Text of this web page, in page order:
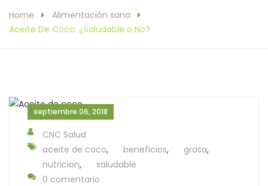
Home
Alimentación sana
Aceite De Coco: ¿Saludable o No?
septiembre 06, 2018
CNC Salud
aceite de coco, beneficios, grasa,
nutricion,
saludable
0 comentario